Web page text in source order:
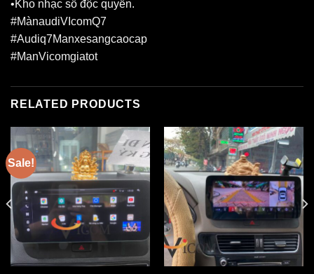
•Kho nhạc số độc quyền.
#MànaudiVIcomQ7
#Audiq7Manxesangcaocap
#ManVicomgiatot
RELATED PRODUCTS
Sale!